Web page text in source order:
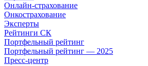
Онлайн-страхование
Онкострахование
Эксперты
Рейтинги СК
Портфельный рейтинг
Портфельный рейтинг — 2025
Пресс-центр